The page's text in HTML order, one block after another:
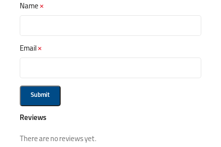
Reviews
There are no reviews yet.
Name*
Email*